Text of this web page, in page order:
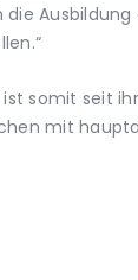
Ausbildung
somit seit
mit